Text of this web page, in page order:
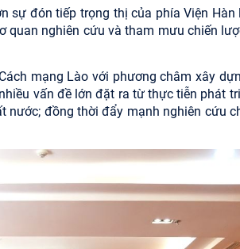
sự đón tiếp trọng thị của phía Viện
quan nghiên cứu và tham mưu chiến
mạng Lào với phương châm xây
vấn đề lớn đặt ra từ thực tiễn phát
nước; đồng thời đẩy mạnh nghiên cứu